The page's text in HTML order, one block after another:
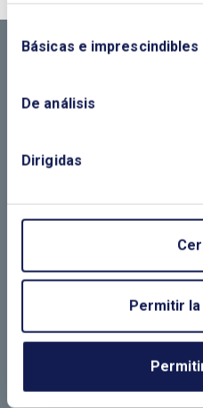
Básicas e imprescindibles
De análisis
Dirigidas
Permitir
EL CLUB
¿Qué hacemos?